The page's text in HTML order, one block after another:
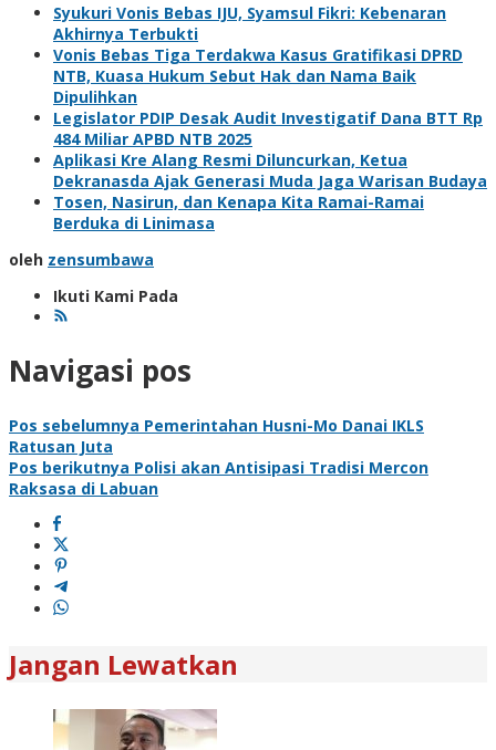
Syukuri Vonis Bebas IJU, Syamsul Fikri: Kebenaran
Akhirnya Terbukti
Vonis Bebas Tiga Terdakwa Kasus Gratifikasi DPRD
NTB, Kuasa Hukum Sebut Hak dan Nama Baik
Dipulihkan
Legislator PDIP Desak Audit Investigatif Dana BTT Rp
484 Miliar APBD NTB 2025
Aplikasi Kre Alang Resmi Diluncurkan, Ketua
Dekranasda Ajak Generasi Muda Jaga Warisan Budaya
Tosen, Nasirun, dan Kenapa Kita Ramai-Ramai
Berduka di Linimasa
oleh zensumbawa
Ikuti Kami Pada
Navigasi pos
Pos sebelumnya Pemerintahan Husni-Mo Danai IKLS
Ratusan Juta
Pos berikutnya Polisi akan Antisipasi Tradisi Mercon
Raksasa di Labuan
Jangan Lewatkan